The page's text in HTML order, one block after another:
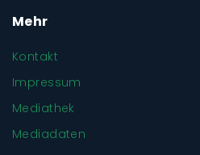
Mehr
Kontakt
Impressum
Mediathek
Mediadaten